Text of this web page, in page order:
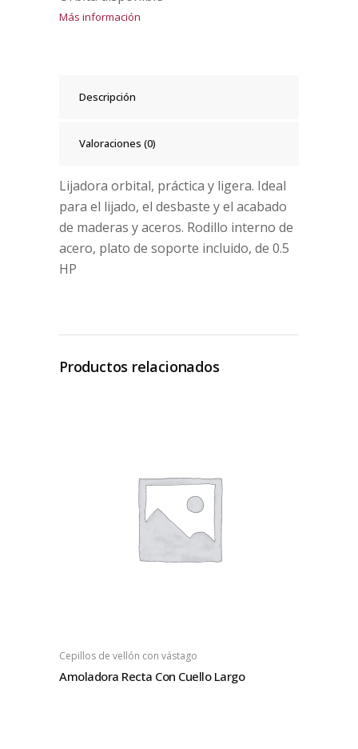
Más información
Descripción
Valoraciones (0)
Lijadora orbital, práctica y ligera. Ideal
para el lijado, el desbaste y el acabado
de maderas y aceros. Rodillo interno de
acero, plato de soporte incluido, de 0.5
HP
Productos relacionados
Cepillos de vellón con vástago
Amoladora Recta Con Cuello Largo